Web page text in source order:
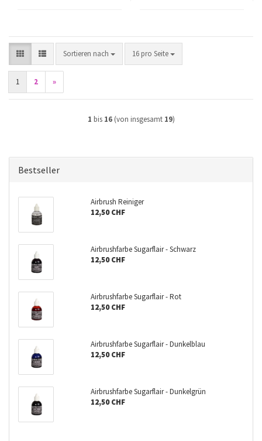
Sortieren nach
Sortieren nach 16 pro Seite
pro Seite
1 2 »
1 bis 16(von insgesamt 19)
Bestseller
Airbrush Reiniger
12,50 CHF
Airbrushfarbe Sugarflair - Schwarz
12,50 CHF
Airbrushfarbe Sugarflair - Rot
12,50 CHF
Airbrushfarbe Sugarflair - Dunkelblau
12,50 CHF
Airbrushfarbe Sugarflair - Dunkelgrün
12,50 CHF